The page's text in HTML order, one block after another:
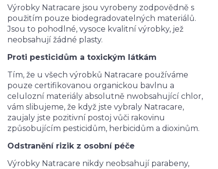
Výrobky Natracare jsou vyrobeny zodpovědně s
použitím pouze biodegradovatelných materiálů.
Jsou to pohodlné, vysoce kvalitní výrobky, jež
neobsahují žádné plasty.
Proti pesticidům a toxickým látkám
Tím, že u všech výrobků Natracare používáme
pouze certifikovanou organickou bavlnu a
celulozní materiály absolutně nwobsahující chlor,
vám slibujeme, že když jste vybraly Natracare,
zaujaly jste pozitivní postoj vůči rakovinu
způsobujícím pesticidům, herbicidům a dioxinům.
Odstranění rizik z osobní péče
Výrobky Natracare nikdy neobsahují parabeny,